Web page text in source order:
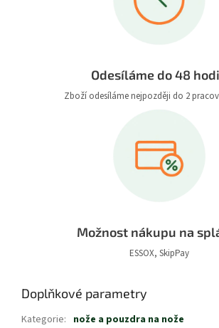
Odesíláme do 48
Zboží odesíláme nejpozději do 2
Možnost nákupu na
ESSOX, SkipPay
Doplňkové parametry
Kategorie: nože a pouzdra na nože